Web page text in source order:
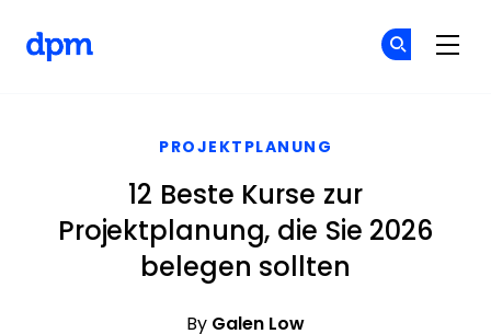
PROJEKTPLANUNG
12 Beste Kurse zur
Projektplanung, die Sie 2026
belegen sollten
By Galen Low